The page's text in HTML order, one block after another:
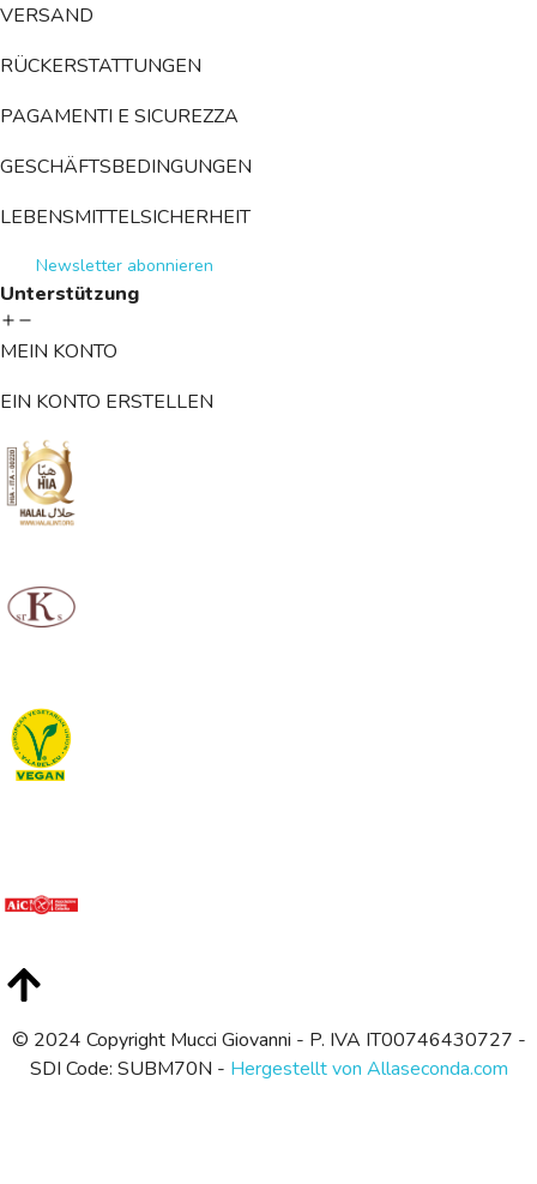
VERSAND
RÜCKERSTATTUNGEN
PAGAMENTI E SICUREZZA
GESCHÄFTSBEDINGUNGEN
LEBENSMITTELSICHERHEIT
Newsletter abonnieren
Unterstützung
MEIN KONTO
EIN KONTO ERSTELLEN
© 2024 Copyright Mucci Giovanni - P. IVA IT00746430727 -
SDI Code: SUBM70N - Hergestellt von Allaseconda.com